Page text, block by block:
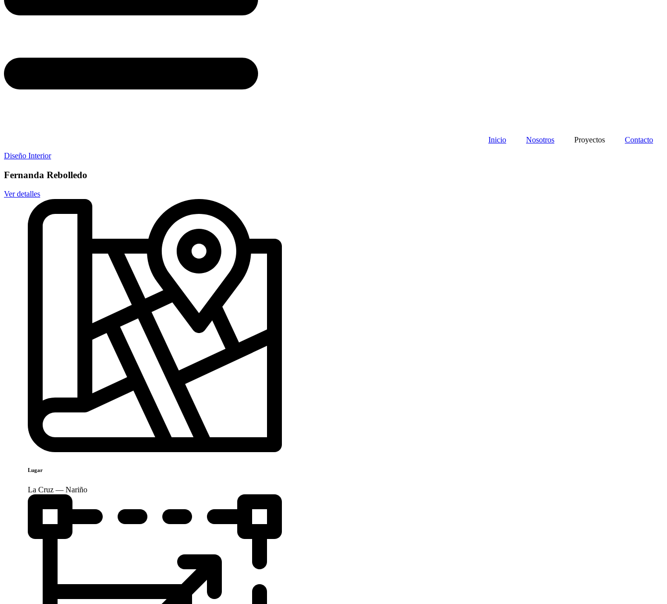
Inicio Nosotros Proyectos
Contacto
Diseño Interior
Fernanda Rebolledo
Ver detalles
Lugar
La Cruz — Nariño